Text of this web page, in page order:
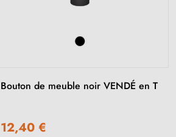
Bouton de meuble noir VENDÉ en T
12,40 €